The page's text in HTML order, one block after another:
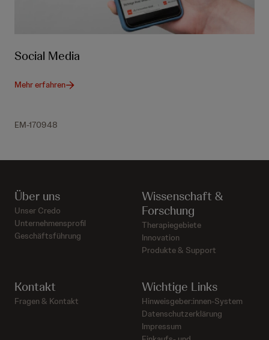
Social Media
Mehr erfahren
EM-170948
Über uns
Unser Credo
Unternehmensprofil
Geschäftsführung
Wissenschaft &
Forschung
Therapiegebiete
Innovation
Produkte & Support
Kontakt
Fragen & Kontakt
Wichtige Links
Hinweisgeber:innen-System
Datenschutzerklärung
Impressum